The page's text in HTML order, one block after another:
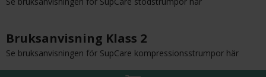
Bruksanvisning Klass 2
Se bruksanvisningen för SupCare kompressionsstrumpor här